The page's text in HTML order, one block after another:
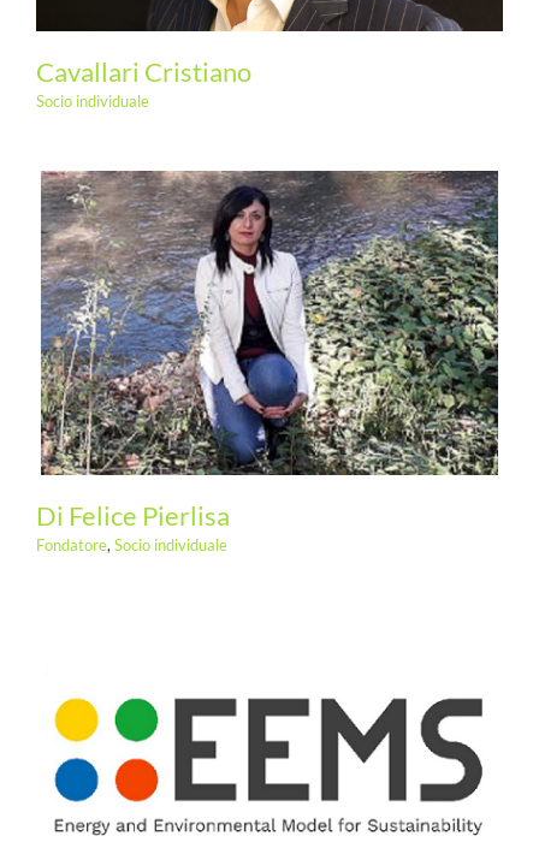
Cavallari Cristiano
Socio individuale
Di Felice Pierlisa
Fondatore, Socio individuale